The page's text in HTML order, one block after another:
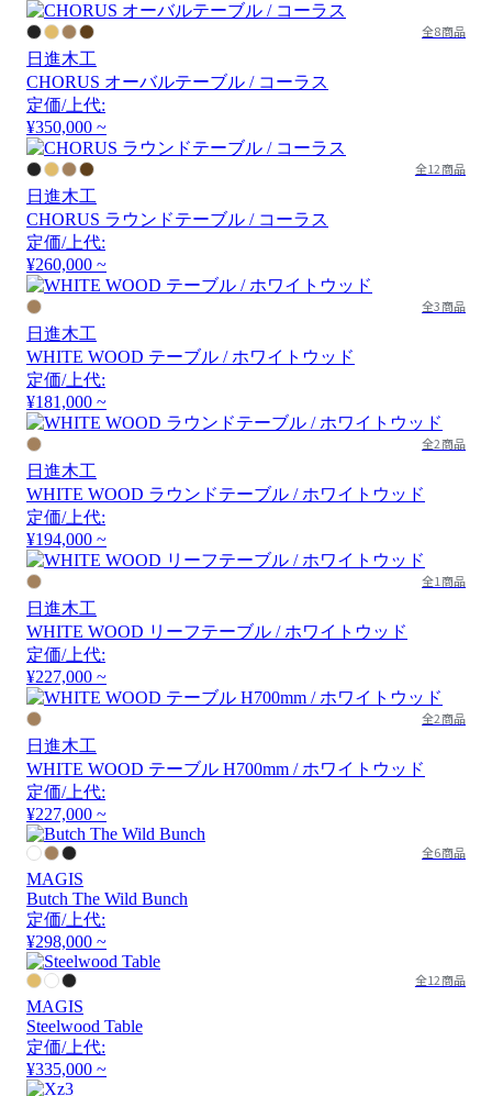
全8商品
日進木工
CHORUS オーバルテーブル / コーラス
定価/上代:
¥350,000 ~
全12商品
日進木工
CHORUS ラウンドテーブル / コーラス
定価/上代:
¥260,000 ~
全3商品
日進木工
WHITE WOOD テーブル / ホワイトウッド
定価/上代:
¥181,000 ~
全2商品
日進木工
WHITE WOOD ラウンドテーブル / ホワイトウッド
定価/上代:
¥194,000 ~
全1商品
日進木工
WHITE WOOD リーフテーブル / ホワイトウッド
定価/上代:
¥227,000 ~
全2商品
日進木工
WHITE WOOD テーブル H700mm / ホワイトウッド
定価/上代:
¥227,000 ~
全6商品
MAGIS
Butch The Wild Bunch
定価/上代:
¥298,000 ~
全12商品
MAGIS
Steelwood Table
定価/上代:
¥335,000 ~